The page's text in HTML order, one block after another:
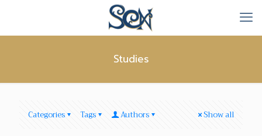
Studies
Categories Tags Authors Show all